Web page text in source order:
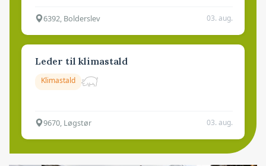
6392, Bolderslev 03. aug.
Leder til klimastald
Klimastald
9670, Løgstør 03. aug.